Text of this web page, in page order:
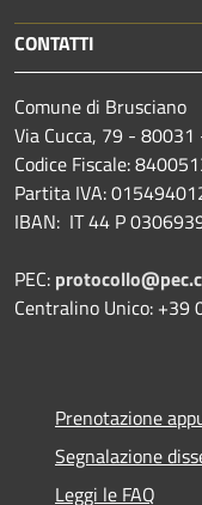
CONTATTI
Comune di Brusciano
Via Cucca, 79 -
Codice Fiscale:
Partita IVA:
IBAN: IT 44 P
PEC:
Centralino Unico: +39
Prenotazione
Segnalazione
Leggi le FAQ